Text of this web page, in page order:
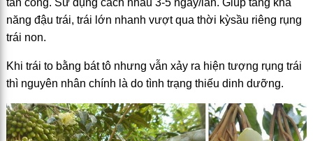
tấn công. Sử dụng cách nhau 3-5 ngày/lần. Giúp tăng khả
năng đậu trái, trái lớn nhanh vượt qua thời kỳsầu riêng rụng
trái non.
Khi trái to bằng bát tô nhưng vẫn xảy ra hiện tượng rụng trái
thì nguyên nhân chính là do tình trạng thiếu dinh dưỡng.